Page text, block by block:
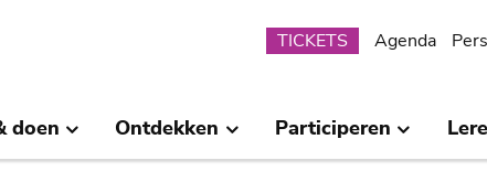
Submenu
TICKETS Agenda Pers
doen Ontdekken Participeren